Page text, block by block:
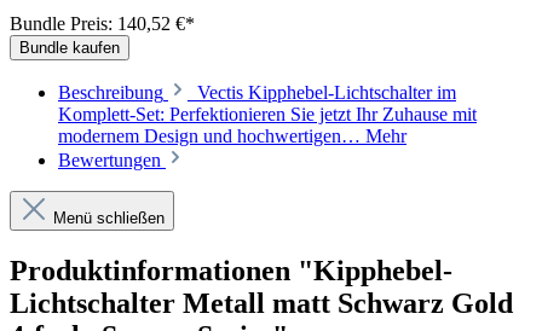
Bundle Preis: 140,52 €*
Bundle kaufen
Beschreibung
Vectis Kipphebel-Lichtschalter im
Komplett-Set: Perfektionieren Sie jetzt Ihr Zuhause mit
modernem Design und hochwertigen… Mehr
Bewertungen
Menü schließen
Produktinformationen "Kipphebel-
Lichtschalter Metall matt Schwarz Gold